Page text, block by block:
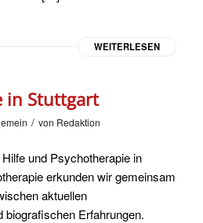
WEITERLESEN
in Stuttgart
/ von Redaktion
und Psychotherapie in
erkunden wir gemeinsam
aktuellen
biografischen Erfahrungen.